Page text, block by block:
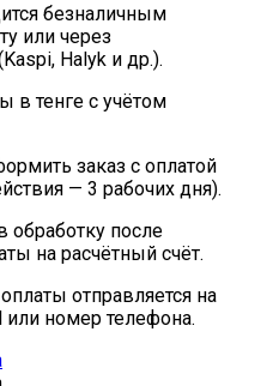
безналичным
или через
Halyk и др.).
в тенге с учётом
заказ с оплатой
— 3 рабочих дня).
обработку после
на расчётный счёт.
отправляется на
номер телефона.